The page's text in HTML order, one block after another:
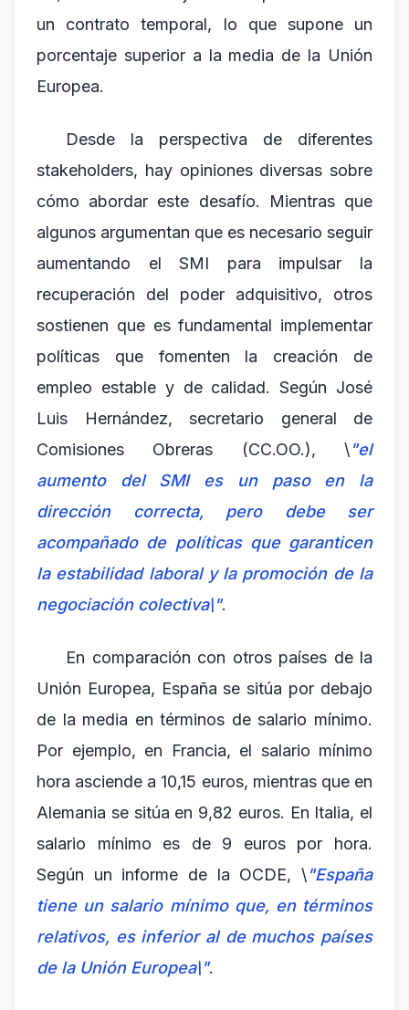
un contrato temporal, lo que supone un
porcentaje superior a la media de la Unión
Europea.
Desde la perspectiva de diferentes
stakeholders, hay opiniones diversas sobre
cómo abordar este desafío. Mientras que
algunos argumentan que es necesario seguir
aumentando el SMI para impulsar la
recuperación del poder adquisitivo, otros
sostienen que es fundamental implementar
políticas que fomenten la creación de
empleo estable y de calidad. Según José
Luis Hernández, secretario general de
Comisiones Obreras (CC.OO.), \"el
aumento del SMI es un paso en la
dirección correcta, pero debe ser
acompañado de políticas que garanticen
la estabilidad laboral y la promoción de la
negociación colectiva\".
En comparación con otros países de la
Unión Europea, España se sitúa por debajo
de la media en términos de salario mínimo.
Por ejemplo, en Francia, el salario mínimo
hora asciende a 10,15 euros, mientras que en
Alemania se sitúa en 9,82 euros. En Italia, el
salario mínimo es de 9 euros por hora.
Según un informe de la OCDE, \"España
tiene un salario mínimo que, en términos
relativos, es inferior al de muchos países
de la Unión Europea\".